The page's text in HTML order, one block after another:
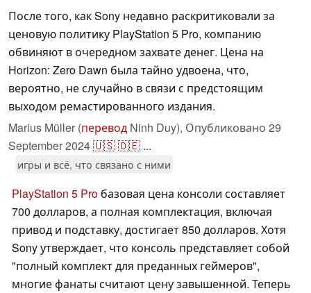
После того, как Sony недавно раскритиковали за
ценовую политику PlayStation 5 Pro, компанию
обвиняют в очередном захвате денег. Цена на
Horizon: Zero Dawn была тайно удвоена, что,
вероятно, не случайно в связи с предстоящим
выходом ремастированного издания.
Marius Müller (перевод Ninh Duy), Опубликовано 29
September 2024🇺🇸🇩🇪 ...
игры и всё, что связано с ними
PlayStation 5 Pro базовая цена консоли составляет
700 долларов, а полная комплектация, включая
привод и подставку, достигает 850 долларов. Хотя
Sony утверждает, что консоль представляет собой
"полный комплект для преданных геймеров",
многие фанаты считают цену завышенной. Теперь